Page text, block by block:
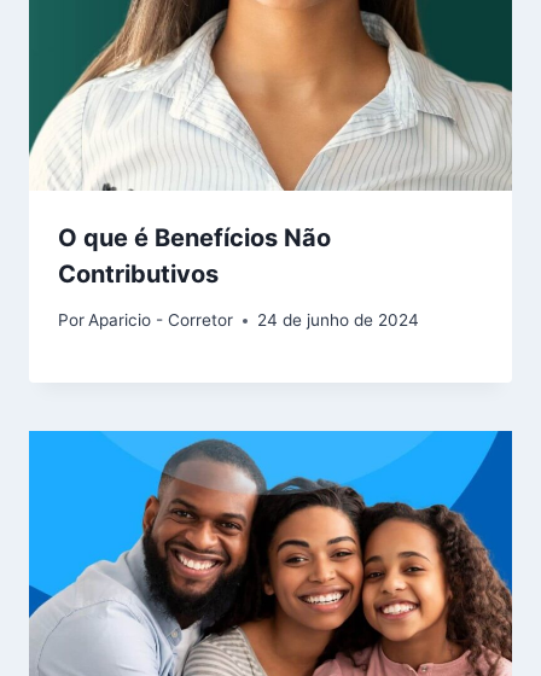
O que é Benefícios Não
Contributivos
PorAparicio - Corretor 24 de junho de 2024